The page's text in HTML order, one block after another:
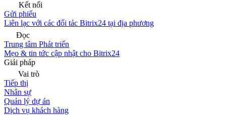
Kết nối
Gửi phiếu
Liên lạc với các đối tác Bitrix24 tại địa phương
Đọc
Trung tâm Phát triển
Mẹo & tin tức cập nhật cho Bitrix24
Giải pháp
Vai trò
Tiếp thị
Nhân sự
Quản lý dự án
Dịch vụ khách hàng